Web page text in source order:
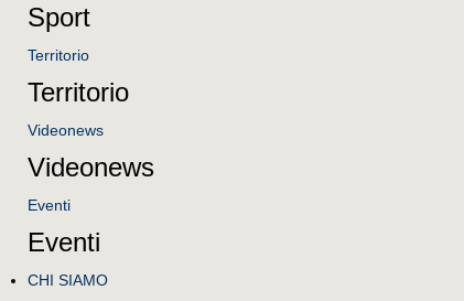
Sport
Territorio
Territorio
Videonews
Videonews
Eventi
Eventi
CHI SIAMO